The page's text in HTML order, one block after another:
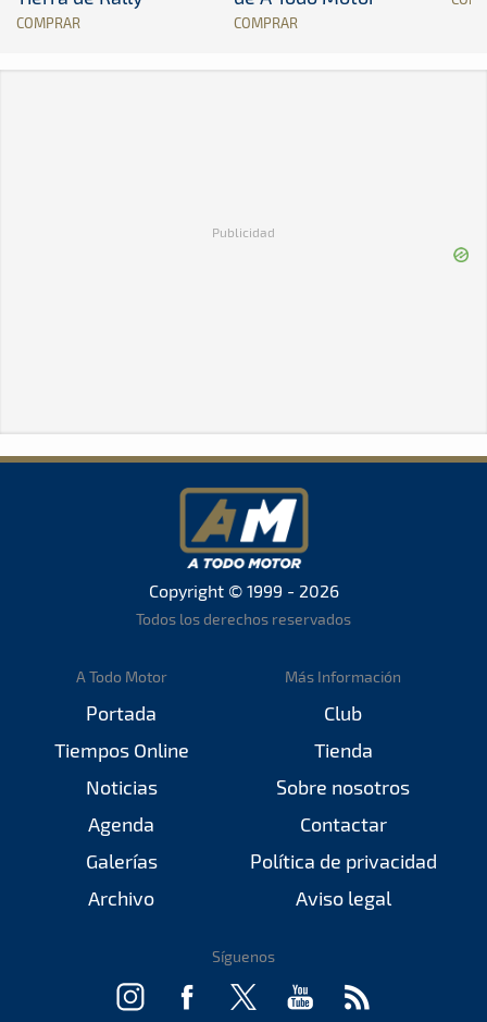
COMPRAR COMPRAR
Publicidad
Copyright © 1999 - 2026
Todos los derechos reservados
A Todo Motor
Portada
Tiempos Online
Noticias
Agenda
Galerías
Archivo
Más Información
Club
Tienda
Sobre nosotros
Contactar
Política de privacidad
Aviso legal
Síguenos